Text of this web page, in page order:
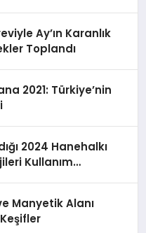
Ay’ın Karanlık
Toplandı
2021: Türkiye’nin
2024 Hanehalkı
Kullanım
Manyetik Alanı